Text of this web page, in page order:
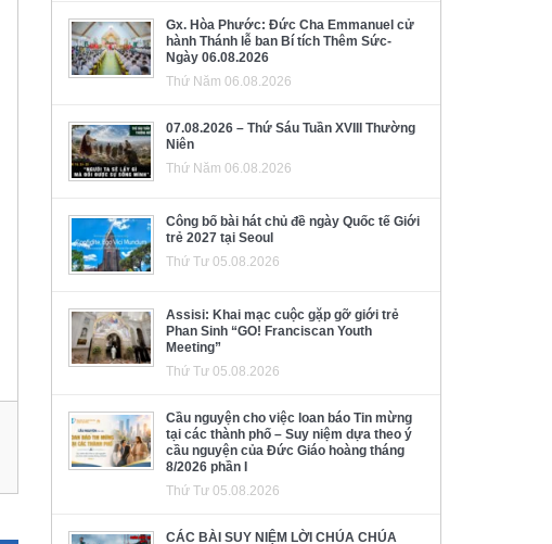
Gx. Hòa Phước: Đức Cha Emmanuel cử
hành Thánh lễ ban Bí tích Thêm Sức-
Ngày 06.08.2026
Thứ Năm 06.08.2026
07.08.2026 – Thứ Sáu Tuần XVIII Thường
Niên
Thứ Năm 06.08.2026
Công bố bài hát chủ đề ngày Quốc tế Giới
trẻ 2027 tại Seoul
Thứ Tư 05.08.2026
Assisi: Khai mạc cuộc gặp gỡ giới trẻ
Phan Sinh “GO! Franciscan Youth
Meeting”
Thứ Tư 05.08.2026
Cầu nguyện cho việc loan báo Tin mừng
tại các thành phố – Suy niệm dựa theo ý
cầu nguyện của Đức Giáo hoàng tháng
8/2026 phần I
Thứ Tư 05.08.2026
CÁC BÀI SUY NIỆM LỜI CHÚA CHÚA